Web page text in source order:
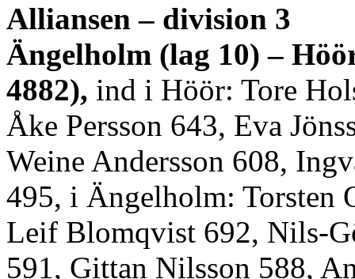
Alliansen – division 3
Ängelholm (lag 10) –
4882), ind i Höör: Tore
Åke Persson 643, Eva
Weine Andersson 608,
495, i Ängelholm: Torsten
Leif Blomqvist 692, Nils-
591, Gittan Nilsson 588,